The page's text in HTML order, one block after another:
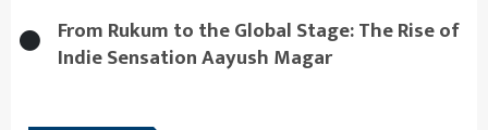
From Rukum to the Global Stage: The Rise of
Indie Sensation Aayush Magar